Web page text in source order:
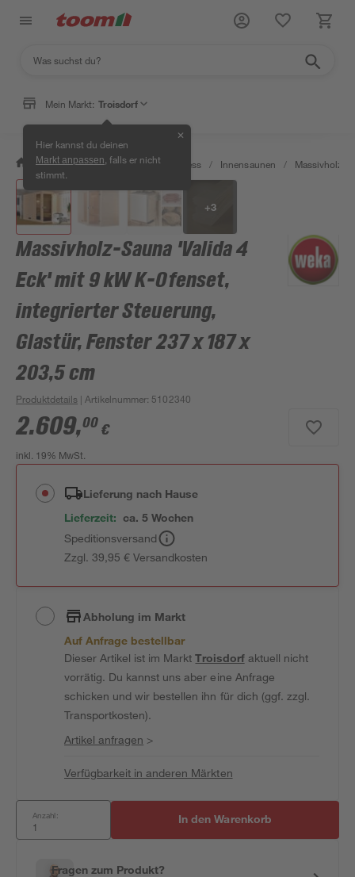
Mein Markt: Troisdorf
Hier kannst du deinen
Markt anpassen , falls er nicht
stimmt.
✕
/ Bad & Sanitär / Sauna & Wellness / Innensaunen /
+3
Massivholz-Sauna 'Valida 4
Eck' mit 9 kW K-Ofenset,
integrierter Steuerung,
Glastür, Fenster 237 x 187 x
203,5 cm
Produktdetails | Artikelnummer: 5102340
2.609,00 €
inkl. 19% MwSt.
Lieferung nach Hause
Lieferzeit: ca. 5 Wochen
Speditionsversand
Zzgl. 39,95 € Versandkosten
Abholung im Markt
Auf Anfrage bestellbar
Dieser Artikel ist im MarktTroisdorfaktuell nicht
vorrätig. Du kannst uns aber eine Anfrage
schicken und wir bestellen ihn für dich (ggf. zzgl.
Transportkosten).
Artikel anfragen >
Verfügbarkeit in anderen Märkten
Anzahl: In den Warenkorb
Fragen zum Produkt?